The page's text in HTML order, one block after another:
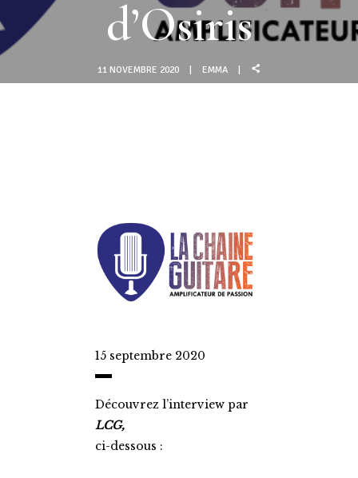
d’Osiris
11 NOVEMBRE 2020 EMMA
15 septembre 2020
Découvrez l’interview par
LCG,
ci-dessous :